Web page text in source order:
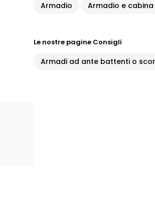
Armadio Armadio e
Le nostre pagine Consigli
Armadi ad ante battenti o